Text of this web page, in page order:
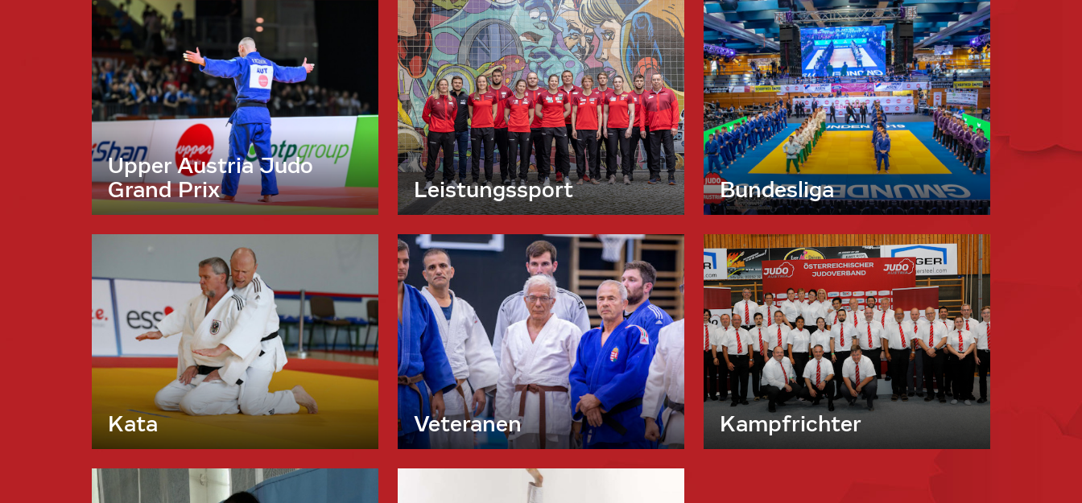
Upper Austria Judo
Grand Prix
Leistungssport Bundesliga
Kata Veteranen Kampfrichter